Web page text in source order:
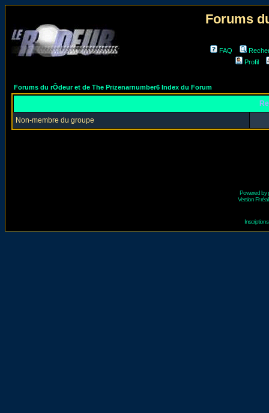
Forums
FAQ
Profil
Forums du rÔdeur et de The Prizenarnumber6 Index du Forum
Non-membre du groupe
Powered by
Version Fr